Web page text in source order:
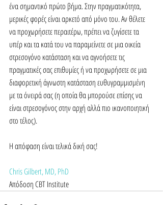
ένα σημαντικό πρώτο βήμα. Στην πραγματικότητα,
μερικές φορές είναι αρκετό από μόνο του. Αν θέλετε
να προχωρήσετε περαιτέρω, πρέπει να ζυγίσετε τα
υπέρ και τα κατά του να παραμείνετε σε μια οικεία
στρεσογόνο κατάσταση και να αγνοήσετε τις
πραγματικές σας επιθυμίες ή να προχωρήσετε σε μια
διαφορετική άγνωστη κατάσταση ευθυγραμμισμένη
με τα όνειρά σας (η οποία θα μπορούσε επίσης να
είναι στρεσογόνος στην αρχή αλλά πιο ικανοποιητική
στο τέλος).
Η απόφαση είναι τελικά δική σας!
Chris Gilbert, MD, PhD
Απόδοση CBT Institute